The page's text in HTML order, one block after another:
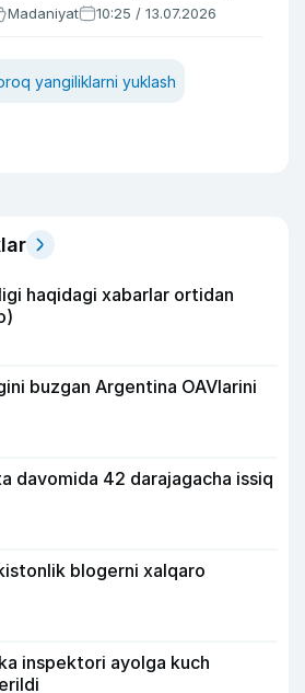
Madaniyat 10:25 / 13.07.2026
yangiliklarni yuklash
haqidagi xabarlar ortidan
buzgan Argentina OAVlarini
davomida 42 darajagacha issiq
blogerni xalqaro
inspektori ayolga kuch